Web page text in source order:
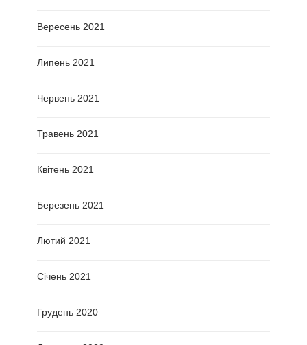
Вересень 2021
Липень 2021
Червень 2021
Травень 2021
Квітень 2021
Березень 2021
Лютий 2021
Січень 2021
Грудень 2020